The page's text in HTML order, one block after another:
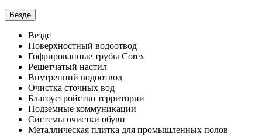
Везде
Везде
Поверхностный водоотвод
Гофрированные трубы Corex
Решетчатый настил
Внутренний водоотвод
Очистка сточных вод
Благоустройство территории
Подземные коммуникации
Системы очистки обуви
Металлическая плитка для промышленных полов